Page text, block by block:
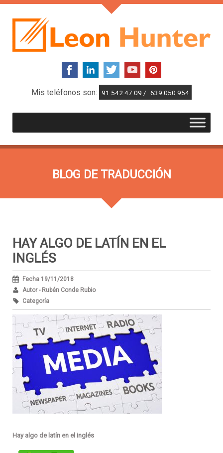
Mis teléfonos son: 91 542 47 09 / 639 050 954
BLOG DE TRADUCCIÓN
HAY ALGO DE LATÍN EN EL
INGLÉS
Fecha 19/11/2018
Autor - Rubén Conde Rubio
Categoría
Hay algo de latín en el inglés